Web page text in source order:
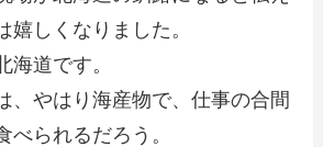
嬉しくなりました。
海道です。
、やはり海産物で、仕事の合間
べられるだろう。